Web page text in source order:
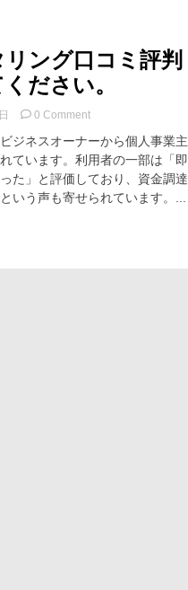
口
ミ、
口
コ
ミ、
メ
リ
ング口コミ評判
ださい。
0 Commenton
ラ
ス
フ
ァ
ジネスオーナーから個人事業主
ています。利用者の一部は「即
た」と評価しており、資金調達
いう声も寄せられています​​。...